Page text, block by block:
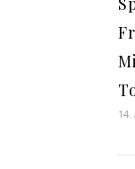
14.